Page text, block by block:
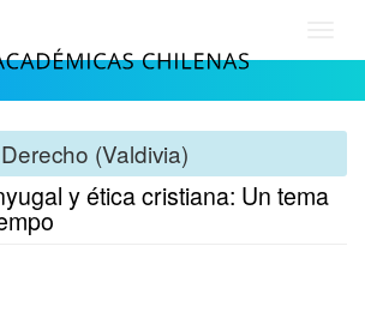
(Valdivia)
y ética cristiana: Un tema